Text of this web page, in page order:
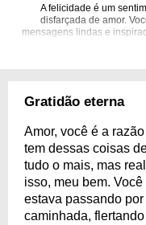
A felicidade é um
disfarçada de amor.
mensagens lindas e
todos os dias
Gratidão eterna
Amor, você é a
tem dessas coisas
tudo o mais, mas
isso, meu bem.
estava passando
caminhada,